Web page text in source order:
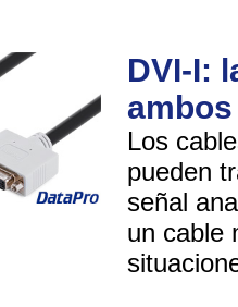
DVI-I:
Los
pueden
señal
un cable